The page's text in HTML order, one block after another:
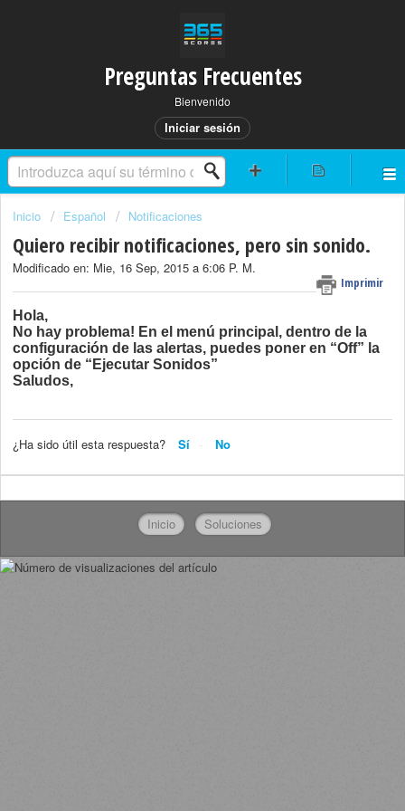
Preguntas Frecuentes
Bienvenido
Iniciar sesión
Inicio Español Notificaciones
Quiero recibir notificaciones, pero sin sonido.
Imprimir
Modificado en: Mie, 16 Sep, 2015 a 6:06 P. M.
Hola,
No hay problema! En el menú principal, dentro de la
configuración de las alertas, puedes poner en “Off” la
opción de “Ejecutar Sonidos”
Saludos,
¿Ha sido útil esta respuesta? Sí No
Inicio Soluciones